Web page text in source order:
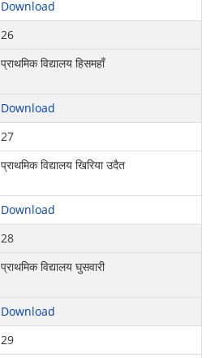
Download
26
प्राथमिक विद्यालय हिसमहाँ
Download
27
प्राथमिक विद्यालय खिरिया उदैत
Download
28
प्राथमिक विद्यालय घुसवारी
Download
29